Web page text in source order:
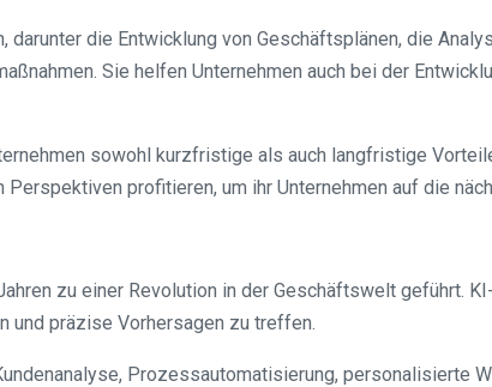
die Entwicklung von Geschäftsplänen, die
Sie helfen Unternehmen auch bei der
sowohl kurzfristige als auch langfristige
profitieren, um ihr Unternehmen auf die
zu einer Revolution in der Geschäftswelt geführt.
und präzise Vorhersagen zu treffen.
Prozessautomatisierung, personalisierte